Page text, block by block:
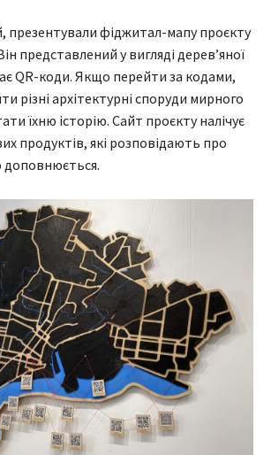
презентували фіджитал-мапу проєкту
представлений у вигляді дерев’яної
QR-коди. Якщо перейти за кодами,
різні архітектурні споруди мирного
їхню історію. Сайт проєкту налічує
продуктів, які розповідають про
доповнюється.